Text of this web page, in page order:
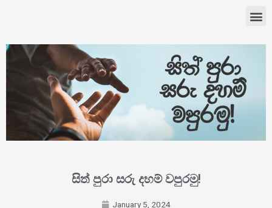
සිත් පුරා සරු දහම් වපුරමු!
January 5, 2024